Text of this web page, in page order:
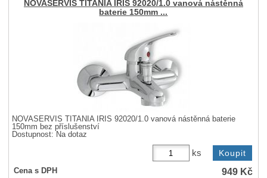
NOVASERVIS TITANIA IRIS 92020/1.0 vanová nástěnná
baterie 150mm ...
NOVASERVIS TITANIA IRIS 92020/1.0 vanová nástěnná baterie
150mm bez příslušenství
Dostupnost: Na dotaz
ks
Cena s DPH 949 Kč